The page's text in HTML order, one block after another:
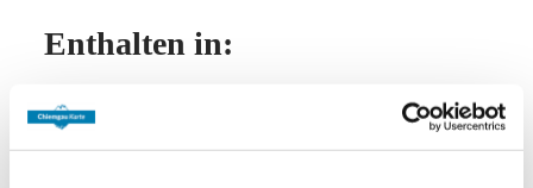
Gemütlichkeit.
Also, rein in die
und los
geht’s – dein
wartet schon!
Enthalten in: